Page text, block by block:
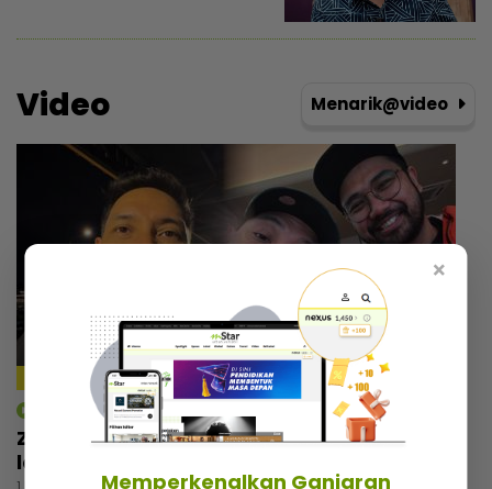
Video Menarik@video
mStar | Hiburan
Zizan Razak rancang wujudkan platform
lawak, beri bayangan ‘comeback’ Jozan
×
Memperkenalkan Ganjaran